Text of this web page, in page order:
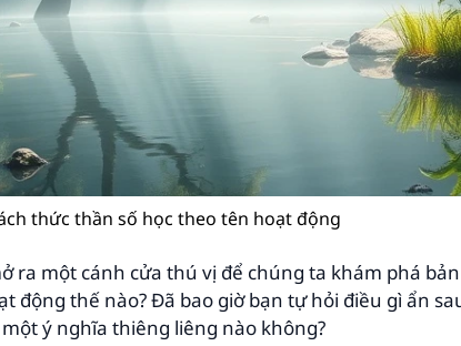
thức thần số học theo tên hoạt động
ra một cánh cửa thú vị để chúng ta khám phá
động thế nào? Đã bao giờ bạn tự hỏi điều gì ẩn
ý nghĩa thiêng liêng nào không?